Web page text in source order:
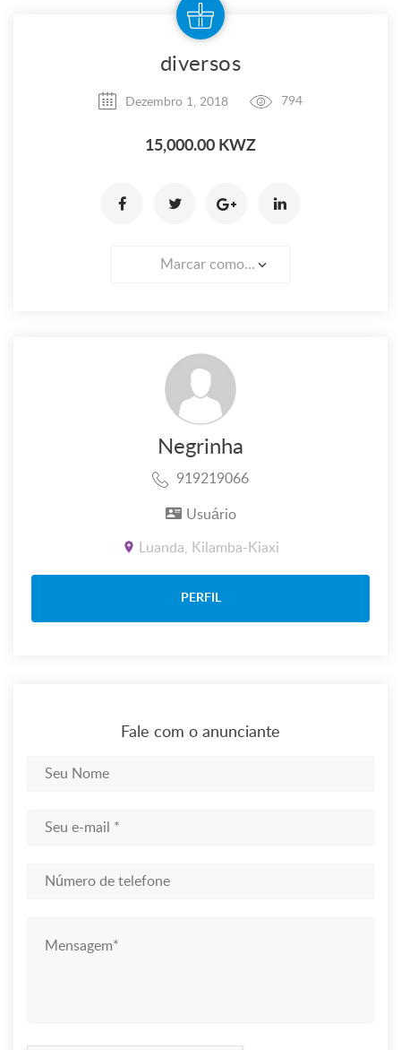
diversos
Dezembro 1, 2018 794
15,000.00 KWZ
Marcar como...
Negrinha
919219066
Usuário
Luanda, Kilamba-Kiaxi
PERFIL
Fale com o anunciante